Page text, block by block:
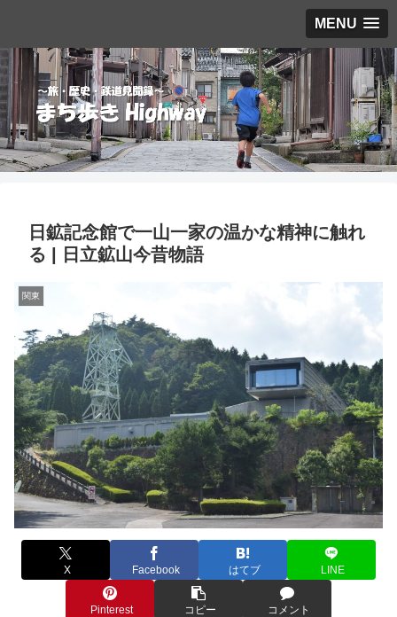
MENU
日鉱記念館で一山一家の温かな精神に触れ
る | 日立鉱山今昔物語
関東
X Facebook はてブ LINE
Pinterest コピー コメント